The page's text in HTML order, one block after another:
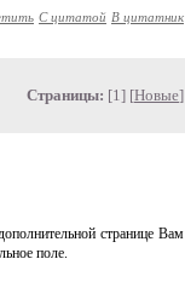
С цитатой В цитатник
Страницы: [1] [Новые]
странице Вам
поле.